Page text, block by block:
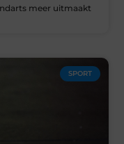
meer uitmaakt
SPORT